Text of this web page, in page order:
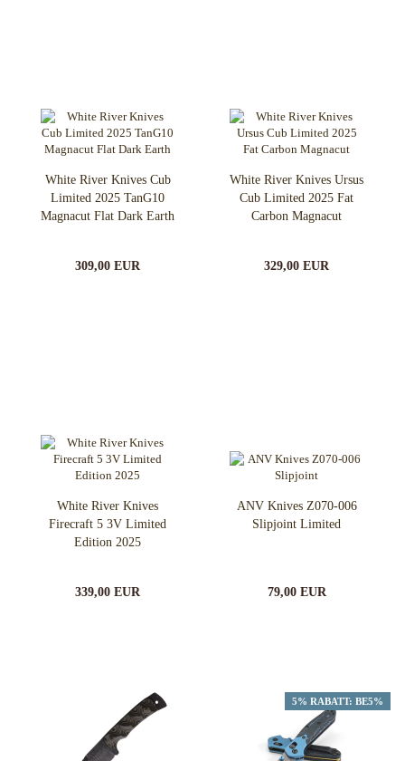
White River Knives Cub
Limited 2025 TanG10
Magnacut Flat Dark Earth
309,00 EUR
White River Knives Ursus
Cub Limited 2025 Fat
Carbon Magnacut
329,00 EUR
White River Knives
Firecraft 5 3V Limited
Edition 2025
339,00 EUR
ANV Knives Z070-006
Slipjoint Limited
79,00 EUR
5% RABATT: BE5%